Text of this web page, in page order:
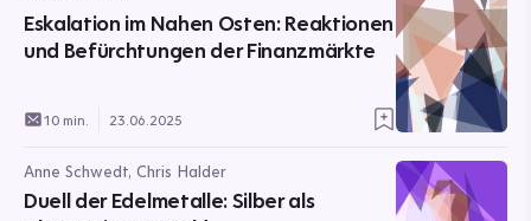
Eskalation im Nahen Osten: Reaktionen
und Befürchtungen der Finanzmärkte
10 min. 23.06.2025
Anne Schwedt, Chris Halder
Duell der Edelmetalle: Silber als